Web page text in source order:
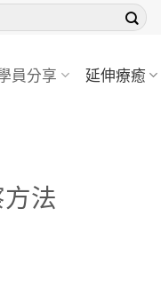
員分享 延伸療癒
法